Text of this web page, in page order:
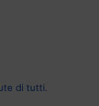
di tutti.